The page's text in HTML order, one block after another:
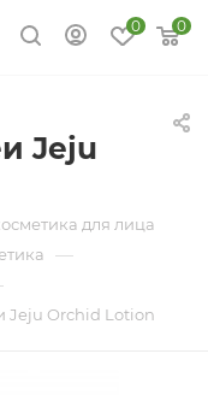
0 0
Jeju
для лица
—
Jeju Orchid Lotion